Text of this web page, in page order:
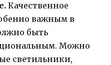
Качественное
важным в
быть
Можно
светильники,